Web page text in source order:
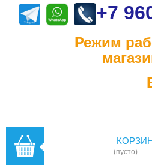
+7
Режим
Вт-Сб
(пусто)